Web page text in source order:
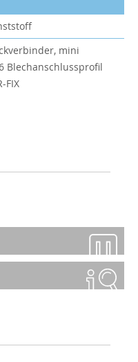
mini
Blechanschlussprofil
FIX